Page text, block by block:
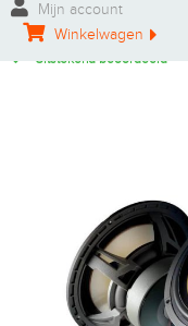
Mijn account
Winkelwagen
Persoonlijke service
Groot aanbod
Uitstekend beoordeeld